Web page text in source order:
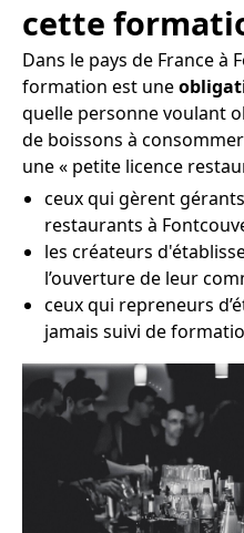
cette
Dans le pays de France à
formation est une
quelle personne voulant
de boissons à
une « petite licence
ceux qui gèrent
restaurants à
les créateurs
l’ouverture de leur
ceux qui repreneurs
jamais suivi de